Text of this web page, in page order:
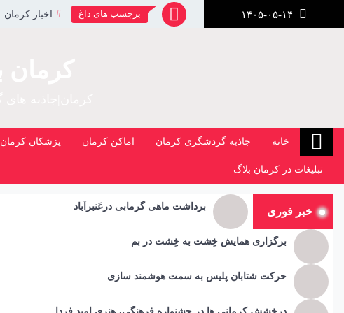
برچسب های داغ اخبار کرمان
خانه جاذبه گردشگری کرمان اماکن کرمان پزشکان کرمان
تبلیغات در کرمان بلاگ
خبر فوری برداشت ماهی گرمابی درعَنبرآباد
برگزاری همایش خِشت به خِشت در بم
حرکت شتابان پلیس به سمت هوشمند سازی